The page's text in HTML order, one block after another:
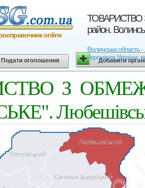
ТОВАРИСТВО
район.
Волинська
Агрокарта України,
online
Подати оголошення Добавити
З